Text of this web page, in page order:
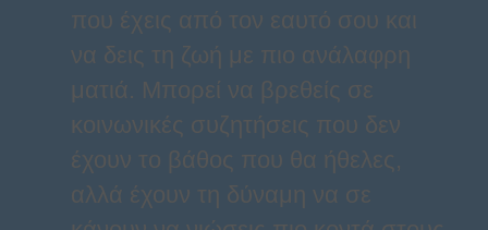
που έχεις από τον εαυτό σου και
να δεις τη ζωή με πιο ανάλαφρη
ματιά. Μπορεί να βρεθείς σε
κοινωνικές συζητήσεις που δεν
έχουν το βάθος που θα ήθελες,
αλλά έχουν τη δύναμη να σε